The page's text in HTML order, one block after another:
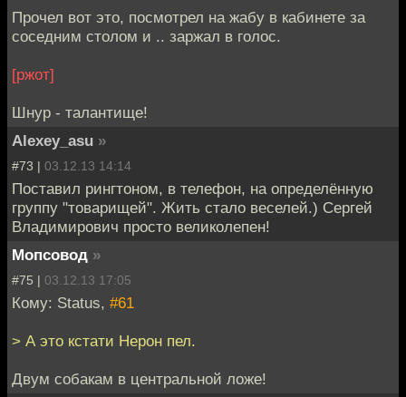
Прочел вот это, посмотрел на жабу в кабинете за
соседним столом и .. заржал в голос.
[ржот]
Шнур - талантище!
Alexey_asu »
#73 | 03.12.13 14:14
Поставил рингтоном, в телефон, на определённую
группу "товарищей". Жить стало веселей.) Сергей
Владимирович просто великолепен!
Мопсовод »
#75 | 03.12.13 17:05
Кому: Status, #61
> А это кстати Нерон пел.
Двум собакам в центральной ложе!